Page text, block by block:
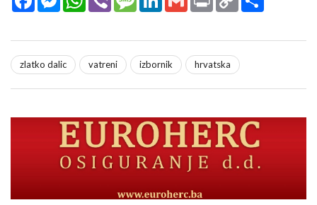
Link
zlatko dalic vatreni izbornik hrvatska